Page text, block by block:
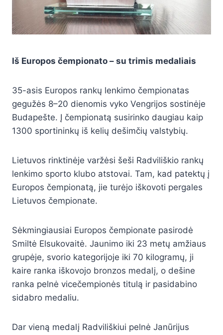
Iš Europos čempionato – su trimis medaliais
35-asis Europos rankų lenkimo čempionatas
gegužės 8–20 dienomis vyko Vengrijos sostinėje
Budapešte. Į čempionatą susirinko daugiau kaip
1300 sportininkų iš kelių dešimčių valstybių.
Lietuvos rinktinėje varžėsi šeši Radviliškio rankų
lenkimo sporto klubo atstovai. Tam, kad patektų į
Europos čempionatą, jie turėjo iškovoti pergales
Lietuvos čempionate.
Sėkmingiausiai Europos čempionate pasirodė
Smiltė Elsukovaitė. Jaunimo iki 23 metų amžiaus
grupėje, svorio kategorijoje iki 70 kilogramų, ji
kaire ranka iškovojo bronzos medalį, o dešine
ranka pelnė vicečempionės titulą ir pasidabino
sidabro medaliu.
Dar vieną medalį Radviliškiui pelnė Janūrijus